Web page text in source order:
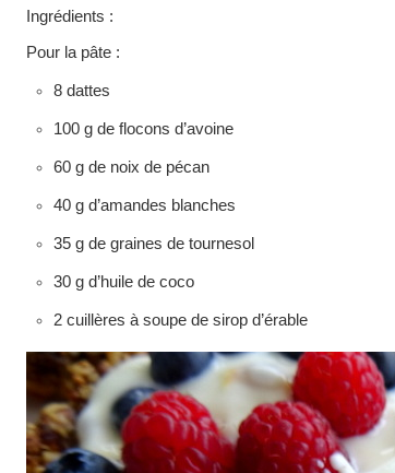
Ingrédients :
Pour la pâte :
8 dattes
100 g de flocons d’avoine
60 g de noix de pécan
40 g d’amandes blanches
35 g de graines de tournesol
30 g d’huile de coco
2 cuillères à soupe de sirop d’érable